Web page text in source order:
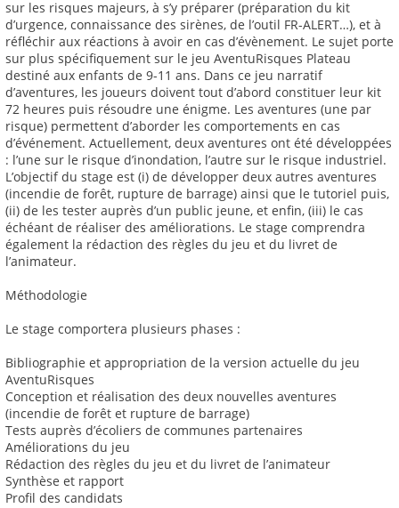
sur les risques majeurs, à s’y préparer (préparation du kit
d’urgence, connaissance des sirènes, de l’outil FR-ALERT…), et à
réfléchir aux réactions à avoir en cas d’évènement. Le sujet porte
sur plus spécifiquement sur le jeu AventuRisques Plateau
destiné aux enfants de 9-11 ans. Dans ce jeu narratif
d’aventures, les joueurs doivent tout d’abord constituer leur kit
72 heures puis résoudre une énigme. Les aventures (une par
risque) permettent d’aborder les comportements en cas
d’événement. Actuellement, deux aventures ont été développées
: l’une sur le risque d’inondation, l’autre sur le risque industriel.
L’objectif du stage est (i) de développer deux autres aventures
(incendie de forêt, rupture de barrage) ainsi que le tutoriel puis,
(ii) de les tester auprès d’un public jeune, et enfin, (iii) le cas
échéant de réaliser des améliorations. Le stage comprendra
également la rédaction des règles du jeu et du livret de
l’animateur.
Méthodologie
Le stage comportera plusieurs phases :
Bibliographie et appropriation de la version actuelle du jeu
AventuRisques
Conception et réalisation des deux nouvelles aventures
(incendie de forêt et rupture de barrage)
Tests auprès d’écoliers de communes partenaires
Améliorations du jeu
Rédaction des règles du jeu et du livret de l’animateur
Synthèse et rapport
Profil des candidats